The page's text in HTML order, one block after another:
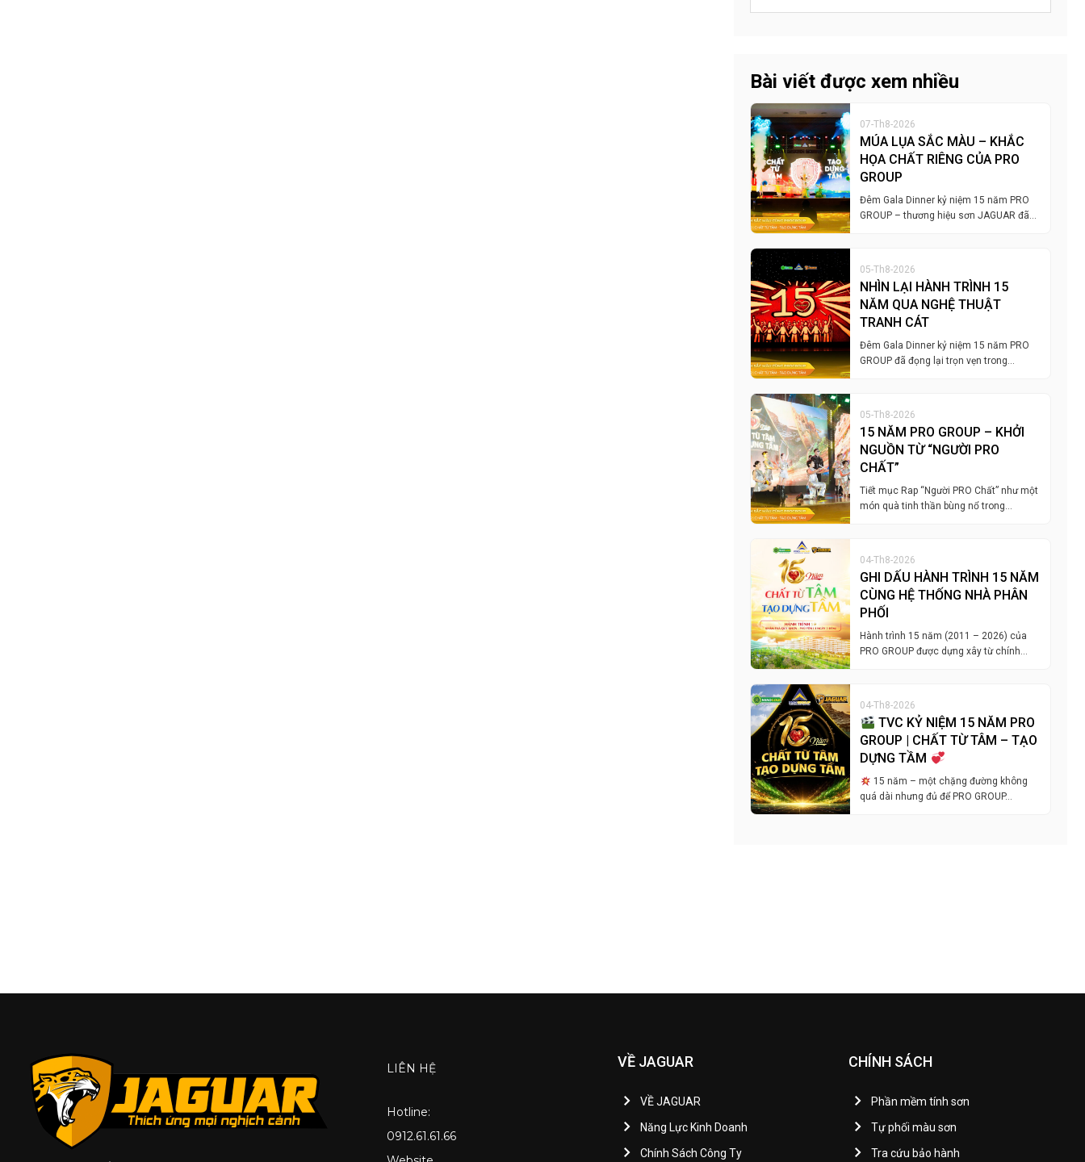
Bài viết được xem nhiều
07-Th8-2026
MÚA LỤA SẮC MÀU – KHẮC
HỌA CHẤT RIÊNG CỦA PRO
GROUP
Đêm Gala Dinner kỷ niệm 15 năm PRO
GROUP – thương hiệu sơn JAGUAR đã…
05-Th8-2026
NHÌN LẠI HÀNH TRÌNH 15
NĂM QUA NGHỆ THUẬT
TRANH CÁT
Đêm Gala Dinner kỷ niệm 15 năm PRO
GROUP đã đọng lại trọn vẹn trong…
05-Th8-2026
15 NĂM PRO GROUP – KHỞI
NGUỒN TỪ “NGƯỜI PRO
CHẤT”
Tiết mục Rap “Người PRO Chất” như một
món quà tinh thần bùng nổ trong…
04-Th8-2026
GHI DẤU HÀNH TRÌNH 15 NĂM
CÙNG HỆ THỐNG NHÀ PHÂN
PHỐI
Hành trình 15 năm (2011 – 2026) của
PRO GROUP được dựng xây từ chính…
04-Th8-2026
TVC KỶ NIỆM 15 NĂM PRO
GROUP | CHẤT TỪ TÂM – TẠO
DỰNG TẦM
15 năm – một chặng đường không
quá dài nhưng đủ để PRO GROUP…
LIÊN HỆ
Hotline:
0912.61.61.66
VỀ JAGUAR
VỀ JAGUAR
Năng Lực Kinh Doanh
Chính Sách Công Ty
CHÍNH SÁCH
Phần mềm tính sơn
Tự phối màu sơn
Tra cứu bảo hành